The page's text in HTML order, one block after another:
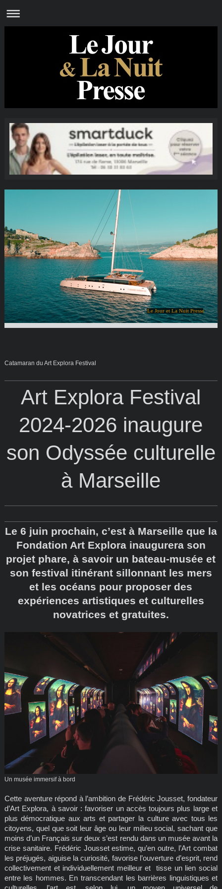
Le Jour et La Nuit Presse
Catamaran du Art Explora Festival
Art Explora Festival
2024-2026 inaugure
son Odyssée culturelle
à Marseille
Le 6 juin prochain, c’est à Marseille que la
Fondation Art Explora inaugurera son
projet phare, à savoir un bateau-musée et
son festival itinérant sillonnant les mers
et les océans pour proposer des
expériences artistiques et culturelles
novatrices et gratuites.
Un musée immersif à bord
Cette aventure répond à l’ambition de Frédéric Jousset, fondateur
d’Art Explora, à savoir : favoriser un accès toujours plus large et
plus démocratique aux arts et partager la culture avec tous les
citoyens, quel que soit leur âge ou leur milieu social, sachant que
moins d’un Français sur deux s’est rendu dans un musée avant la
crise sanitaire. Frédéric Jousset estime, qu’en outre, l’Art combat
les préjugés, aiguise la curiosité, favorise l’ouverture d’esprit, rend
collectivement et individuellement meilleur et tisse un lien social
entre les hommes. En transcendant les barrières linguistiques et